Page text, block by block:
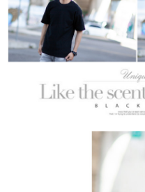
https://aftee.tw/terms/#terms3
３．未成年的使用者請事先徵得法
「AFTEE先享後付」，若未經同
任。
４．使用「AFTEE先享後付」時
時審查核予不同之上限額度；若
５．嚴禁一人註冊多個帳號或使
恩沛科技股份有限公司將有權停